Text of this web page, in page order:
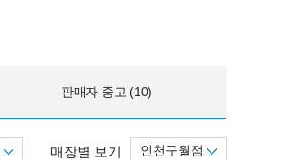
판매자 중고 (10)
매장별 보기 인천구월점